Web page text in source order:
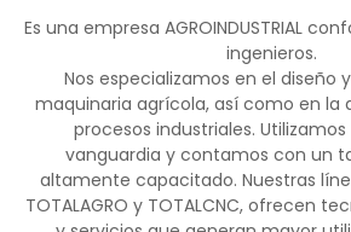
Es una empresa AGROINDUSTRIAL
ingenieros.
Nos especializamos en el diseño
maquinaria agrícola, así como en la
procesos industriales.
vanguardia y contamos con un
altamente capacitado. Nuestras
TOTALAGRO y TOTALCNC, ofrecen